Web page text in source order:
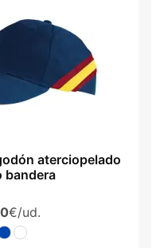
aterciopelado
bandera
€/ud.